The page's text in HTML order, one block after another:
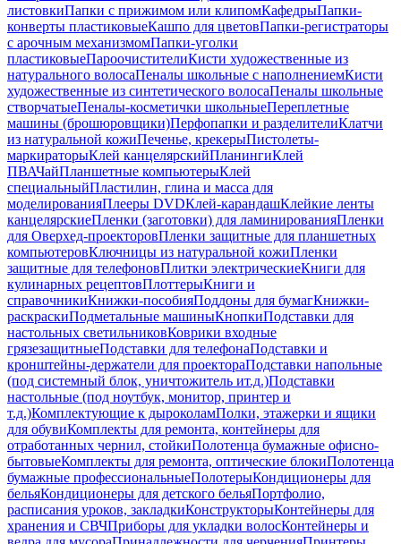
листовкиПапки с прижимом или клипомКафедрыПапки-
конверты пластиковыеКашпо для цветовПапки-регистраторы
с арочным механизмомПапки-уголки
пластиковыеПароочистителиКисти художественные из
натурального волосаПеналы школьные с наполнениемКисти
художественные из синтетического волосаПеналы школьные
створчатыеПеналы-косметички школьныеПереплетные
машины (брошюровщики)Перфопапки и разделителиКлатчи
из натуральной кожиПеченье, крекерыПистолеты-
маркираторыКлей канцелярскийПланингиКлей
ПВАЧайПланшетные компьютерыКлей
специальныйПластилин, глина и масса для
моделированияПлееры DVDКлей-карандашКлейкие ленты
канцелярскиеПленки (заготовки) для ламинированияПленки
для Оверхед-проекторовПленки защитные для планшетных
компьютеровКлючницы из натуральной кожиПленки
защитные для телефоновПлитки электрическиеКниги для
кулинарных рецептовПлоттерыКниги и
справочникиКнижки-пособияПоддоны для бумагКнижки-
раскраскиПодметальные машиныКнопкиПодставки для
настольных светильниковКоврики входные
грязезащитныеПодставки для телефонаПодставки и
кронштейны-держатели для проектораПодставки напольные
(под системный блок, уничтожитель ит.д.)Подставки
настольные (под ноутбук, монитор, принтер и
т.д.)Комплектующие к дыроколамПолки, этажерки и ящики
для обувиКомплекты для ремонта, контейнеры для
отработанных чернил, стойкиПолотенца бумажные офисно-
бытовыеКомплекты для ремонта, оптические блокиПолотенца
бумажные профессиональныеПолотерыКондиционеры для
бельяКондиционеры для детского бельяПортфолио,
расписания уроков, закладкиКонструкторыКонтейнеры для
хранения и СВЧПриборы для укладки волосКонтейнеры и